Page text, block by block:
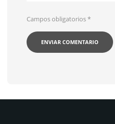
Campos obligatorios*